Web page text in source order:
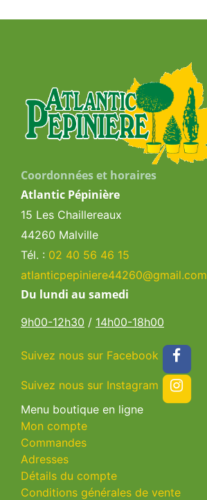
Coordonnées et horaires
Atlantic Pépinière
15 Les Chaillereaux
44260 Malville
Tél. : 02 40 56 46 15
atlanticpepiniere44260@gmail.com
Du lundi au samedi
9h00-12h30 / 14h00-18h00
Suivez nous sur Facebook
Suivez nous sur Instagram
Menu boutique en ligne
Mon compte
Commandes
Adresses
Détails du compte
Conditions générales de vente